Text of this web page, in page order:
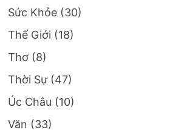
Sức Khỏe (30)
Thế Giới (18)
Thơ (8)
Thời Sự(47)
Úc Châu (10)
Văn (33)